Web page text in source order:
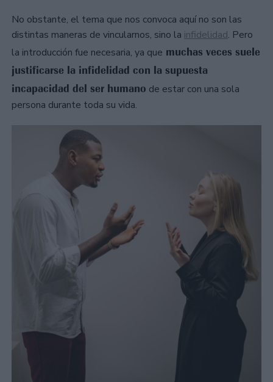
No obstante, el tema que nos convoca aquí no son las
distintas maneras de vincularnos, sino la infidelidad. Pero
la introducción fue necesaria, ya que muchas veces suele
justificarse la infidelidad con la supuesta
incapacidad del ser humano de estar con una sola
persona durante toda su vida.